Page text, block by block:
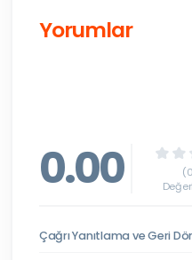
Yorumlar
0.00
Çağrı Yanıtlama ve Geri